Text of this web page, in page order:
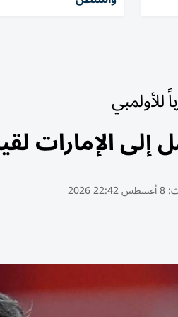
للأولمبي
إلى الإمارات
8 أغسطس 22:42 2026